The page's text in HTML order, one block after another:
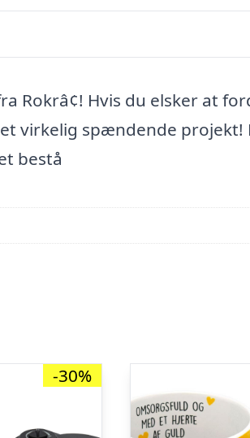
Rokrâ¢! Hvis du elsker at
virkelig spændende projekt!
bestå
-30%